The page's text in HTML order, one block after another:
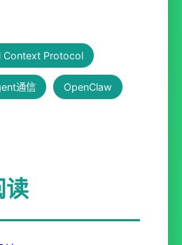
Context Protocol
通信 OpenClaw
读